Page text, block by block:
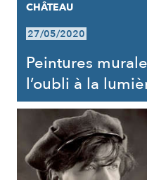
CHÂTEAU
27/05/2020
Peintures
l’oubli à la